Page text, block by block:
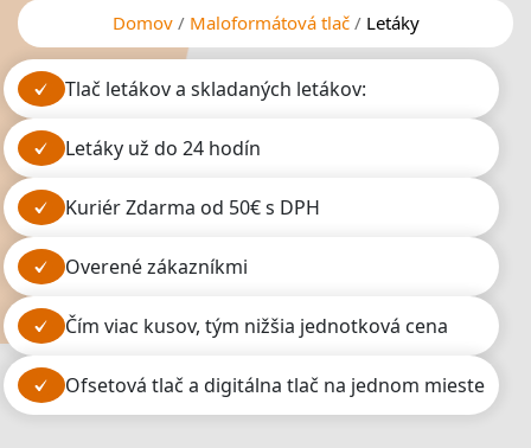
Domov Maloformátová tlač Letáky
Tlač letákov a skladaných letákov:
letáky už do 24 hodín
kuriér Zdarma od 50€ s DPH
overené zákazníkmi
čím viac kusov, tým nižšia jednotková cena
ofsetová tlač a digitálna tlač na jednom mieste